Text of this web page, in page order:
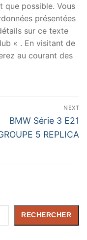
que possible. Vous
présentées
sur ce texte
« . En visitant de
au courant des
NEXT
Next
post:
BMW Série 3 E21
5 REPLICA
RECHERCHER